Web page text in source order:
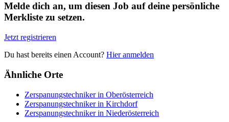
Melde dich an, um diesen Job auf deine persönliche
Merkliste zu setzen.
Jetzt registrieren
Du hast bereits einen Account? Hier anmelden
Ähnliche Orte
Zerspanungstechniker in Oberösterreich
Zerspanungstechniker in Kirchdorf
Zerspanungstechniker in Niederösterreich